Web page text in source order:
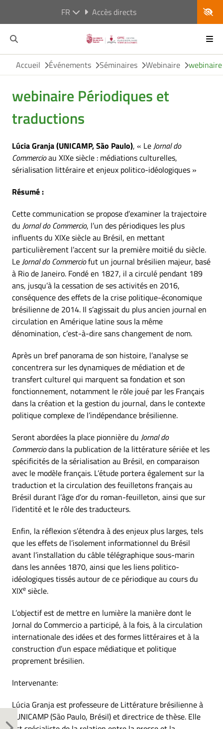
FR Accès directs
Accueil Événements Séminaires Webinaire
webinaire Périodiques et
traductions
Lúcia Granja (UNICAMP, São Paulo), « LeJornal do
Commercioau XIXe siècle : médiations culturelles,
sérialisation littéraire et enjeux politico-idéologiques »
Résumé :
Cette communication se propose d’examiner la trajectoire
du Jornal do Commercio, l’un des périodiques les plus
influents du XIXe siècle au Brésil, en mettant
particulièrement l’accent sur la première moitié du siècle.
LeJornal do Commerciofut un journal brésilien majeur, basé
à Rio de Janeiro. Fondé en 1827, il a circulé pendant 189
ans, jusqu’à la cessation de ses activités en 2016,
conséquence des effets de la crise politique-économique
brésilienne de 2014. Il s’agissait du plus ancien journal en
circulation en Amérique latine sous la même
dénomination, c’est-à-dire sans changement de nom.
Après un bref panorama de son histoire, l’analyse se
concentrera sur les dynamiques de médiation et de
transfert culturel qui marquent sa fondation et son
fonctionnement, notamment le rôle joué par les Français
dans la création et la gestion du journal, dans le contexte
politique complexe de l’indépendance brésilienne.
Seront abordées la place pionnière du Jornal do
Commerciodans la publication de la littérature sériée et les
spécificités de la sérialisation au Brésil, en comparaison
avec le modèle français. L’étude portera également sur la
traduction et la circulation des feuilletons français au
Brésil durant l’âge d’or du roman-feuilleton, ainsi que sur
l’identité et le rôle des traducteurs.
Enfin, la réflexion s’étendra à des enjeux plus larges, tels
que les effets de l’isolement informationnel du Brésil
avant l’installation du câble télégraphique sous-marin
dans les années 1870, ainsi que les liens politico-
idéologiques tissés autour de ce périodique au cours du
XIXe siècle.
L’objectif est de mettre en lumière la manière dont le
Jornal do Commercio a participé, à la fois, à la circulation
internationale des idées et des formes littéraires et à la
construction d’un espace médiatique et politique
proprement brésilien.
Intervenante:
Lúcia Granja est professeure de Littérature brésilienne à
l’UNICAMP (São Paulo, Brésil) et directrice de thèse. Elle